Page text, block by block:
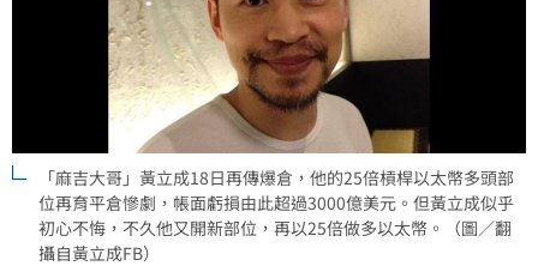
「麻吉大哥」黃立成18日再傳爆倉，他的25倍槓桿以太幣多頭部
位再育平倉慘劇，帳面虧損由此超過3000億美元。但黃立成似乎
初心不悔，不久他又開新部位，再以25倍做多以太幣。（圖／翻
攝自黃立成FB）